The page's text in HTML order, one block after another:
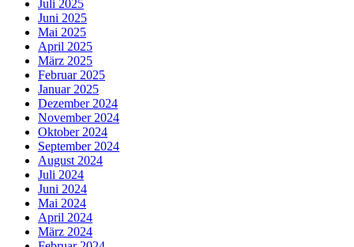
Juli 2025
Juni 2025
Mai 2025
April 2025
März 2025
Februar 2025
Januar 2025
Dezember 2024
November 2024
Oktober 2024
September 2024
August 2024
Juli 2024
Juni 2024
Mai 2024
April 2024
März 2024